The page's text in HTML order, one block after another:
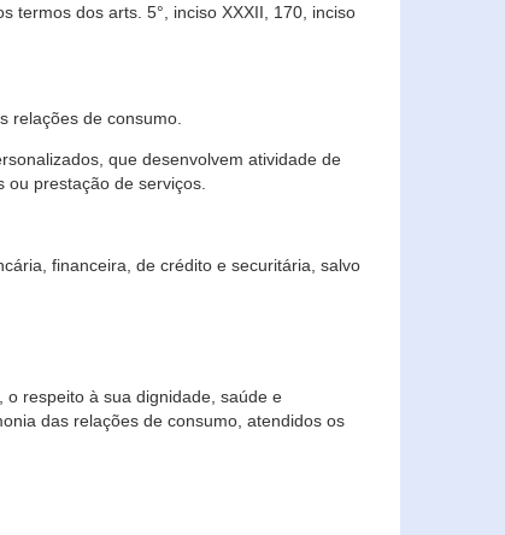
termos dos arts. 5°, inciso XXXII, 170, inciso
relações de consumo.
que desenvolvem atividade de
ou prestação de serviços.
financeira, de crédito e securitária, salvo
o respeito à sua dignidade, saúde e
das relações de consumo, atendidos os